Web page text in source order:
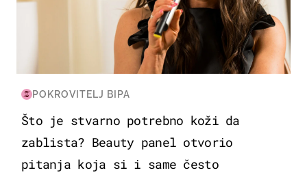
POKROVITELJ BIPA
Što je stvarno potrebno koži da
zablista? Beauty panel otvorio
pitanja koja si i same često